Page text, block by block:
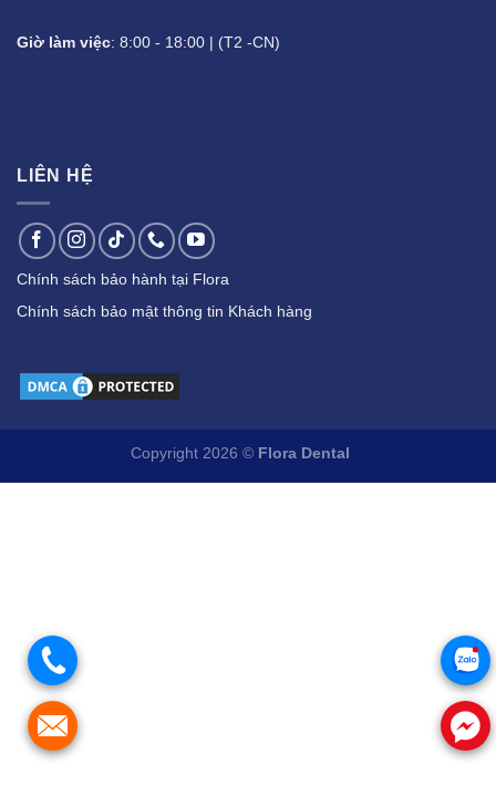
Giờ làm việc: 8:00 - 18:00 | (T2 -CN)
LIÊN HỆ
Chính sách bảo hành tại Flora
Chính sách bảo mật thông tin Khách hàng
Copyright 2026 © Flora Dental
.
.
.
.